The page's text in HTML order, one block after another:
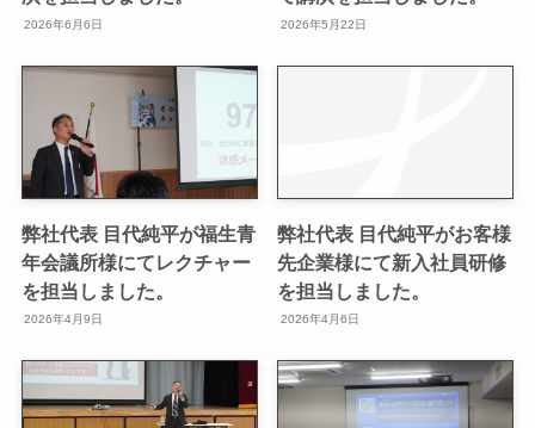
2026年6月6日 2026年5月22日
弊社代表 目代純平が福生青
年会議所様にてレクチャー
を担当しました。
2026年4月9日
弊社代表 目代純平がお客様
先企業様にて新入社員研修
を担当しました。
2026年4月6日